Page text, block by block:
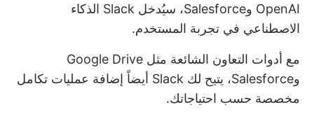
OpenAI وSalesforce، سيُدخل Slack الذكاء
الاصطناعي في تجربة المستخدم.
مع أدوات التعاون الشائعة مثل Google Drive
وSalesforce، يتيح لك Slack أيضاً إضافة عمليات تكامل
مخصصة حسب احتياجاتك.